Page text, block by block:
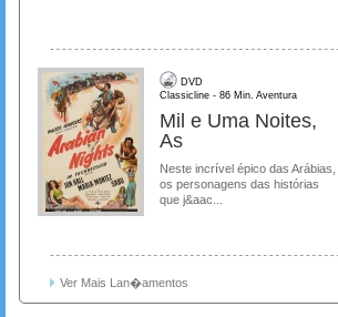
DVD
Classicline - 86 Min. Aventura
Mil e Uma Noites,
As
Neste incrível épico das Arábias,
os personagens das histórias
que j&aac...
Ver Mais Lan�amentos